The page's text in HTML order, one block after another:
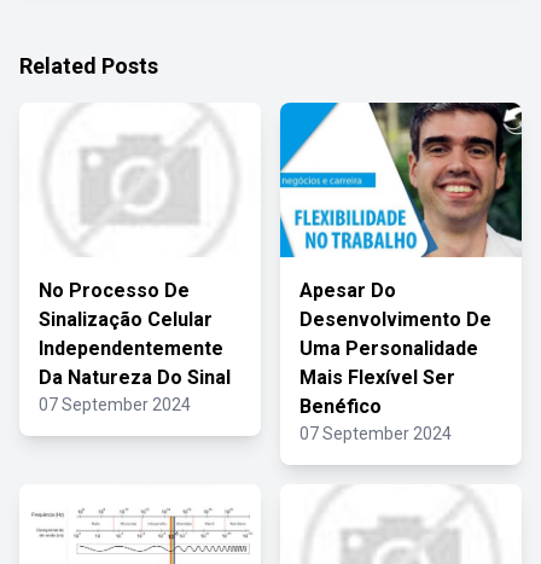
Related Posts
No Processo De
Sinalização Celular
Independentemente
Da Natureza Do Sinal
07 September 2024
Apesar Do
Desenvolvimento De
Uma Personalidade
Mais Flexível Ser
Benéfico
07 September 2024